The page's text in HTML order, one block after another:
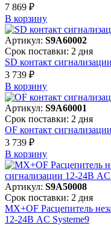
7 869 ₽
В корзинy
Артикул: S9A60002
Срок поставки: 2 дня
SD контакт
3 739 ₽
В корзинy
Артикул: S9A60001
Срок поставки: 2 дня
OF контакт
3 739 ₽
В корзинy
Артикул: S9A50008
Срок поставки: 2 дня
MX+OF Расцепитель
12-24В AC Systeme9